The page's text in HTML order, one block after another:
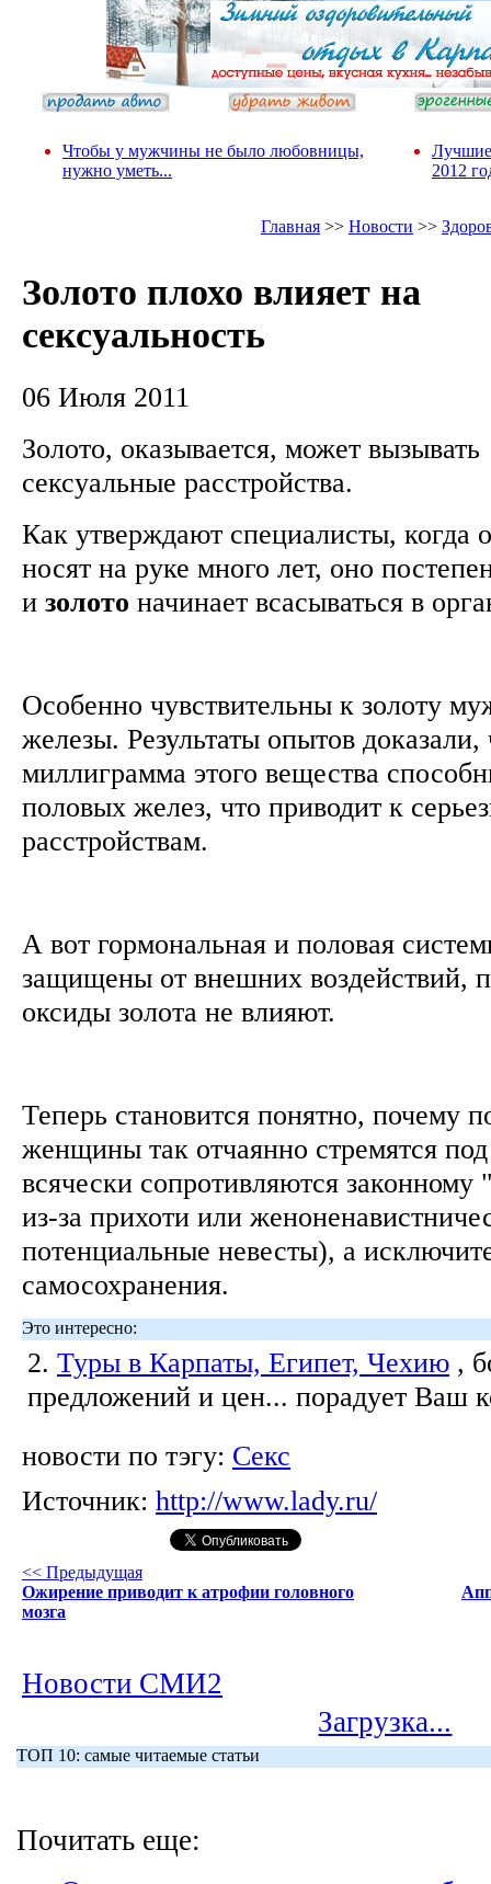
Чтобы у мужчины не было любовницы,
нужно уметь...
Лучшие
2012
Главная >> Новости >>
Золото плохо влияет на
сексуальность
06 Июля 2011
Золото, оказывается, может вызывать
сексуальные расстройства.
Как утверждают специалисты, когда
носят на руке много лет, оно
и золото начинает всасываться в
Особенно чувствительны к золоту
железы. Результаты опытов
миллиграмма этого вещества
половых желез, что приводит к
расстройствам.
А вот гормональная и половая
защищены от внешних воздействий,
оксиды золота не влияют.
Теперь становится понятно, почему
женщины так отчаянно стремятся
всячески сопротивляются
из-за прихоти или
потенциальные невесты), а
самосохранения.
Это интересно:
2. Туры в Карпаты, Египет, Чехию ,
предложений и цен... порадует Ваш
новости по тэгу: Секс
Источник: http://www.lady.ru/
<< Предыдущая
Ожирение приводит к атрофии головного
мозга
Новости СМИ2
Загрузка...
ТОП 10: самые читаемые статьи
Почитать еще: